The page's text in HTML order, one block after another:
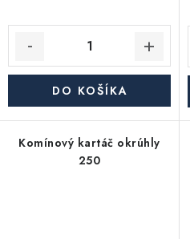
DO KOŠÍKA
Komínový kartáč okrúhly
250